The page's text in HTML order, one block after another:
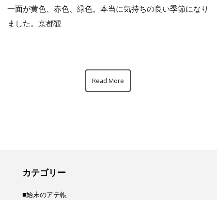
一面が黄色、赤色、緑色。本当に気持ちの良い季節になり
ました。京都観
Read More
カテゴリー
■始末のアテ帳